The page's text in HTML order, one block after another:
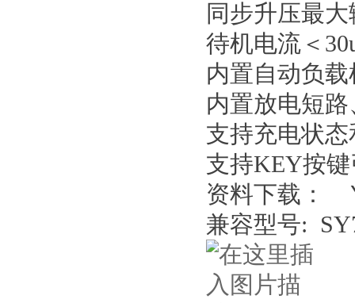
同步升压最
待机电流＜
内置自动负
内置放电短
支持充电状
支持KEY按
资料下载：
兼容型号: